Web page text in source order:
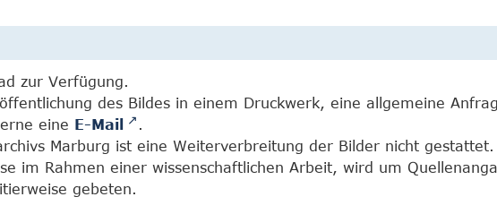
zur Verfügung.
des Bildes in einem Druckwerk, eine allgemeine
eine E-Mail
.
Marburg ist eine Weiterverbreitung der Bilder nicht gestattet.
im Rahmen einer wissenschaftlichen Arbeit, wird um
gebeten.